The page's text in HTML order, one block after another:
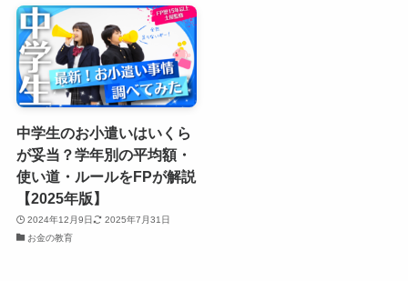
中学生のお小遣いはいくら
が妥当？学年別の平均額・
使い道・ルールをFPが解説
【2025年版】
2024年12月9日
2025年7月31日
お金の教育